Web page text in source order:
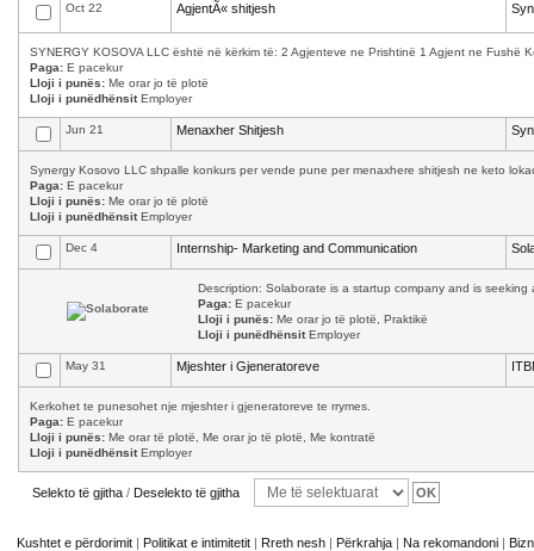
Oct 22 AgjentÃ« shitjesh
SYNERGY KOSOVA LLC është në kërkim të: 2 Agjenteve ne Prishtinë 1 Agjent ne Fushë
Paga: E pacekur
Lloji i punës: Me orar jo të plotë
Lloji i punëdhënsitEmployer
Jun 21 Menaxher Shitjesh
Synergy Kosovo LLC shpalle konkurs per vende pune per menaxhere shitjesh ne keto
Paga: E pacekur
Lloji i punës: Me orar jo të plotë
Lloji i punëdhënsitEmployer
Dec 4 Internship- Marketing and Communication
Description: Solaborate is a startup company and is
Paga: E pacekur
Lloji i punës: Me orar jo të plotë, Praktikë
Lloji i punëdhënsitEmployer
May 31 Mjeshter i Gjeneratoreve
Kerkohet te punesohet nje mjeshter i gjeneratoreve te rrymes.
Paga: E pacekur
Lloji i punës: Me orar të plotë, Me orar jo të plotë, Me kontratë
Lloji i punëdhënsitEmployer
Selekto të gjitha / Deselekto të gjitha
Kushtet e përdorimit | Politikat e intimitetit | Rreth nesh | Përkrahja | Na rekomandoni |